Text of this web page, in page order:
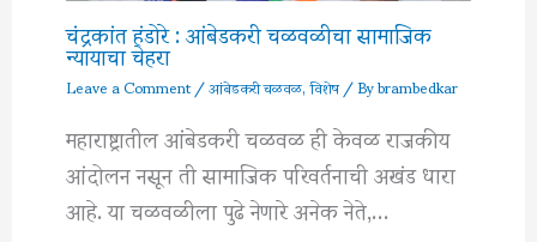
चंद्रकांत हंडोरे : आंबेडकरी चळवळीचा सामाजिक
न्यायाचा चेहरा
Leave a Comment/आंबेडकरी चळवळ,विशेष/ Bybrambedkar
महाराष्ट्रातील आंबेडकरी चळवळ ही केवळ राजकीय
आंदोलन नसून ती सामाजिक परिवर्तनाची अखंड धारा
आहे. या चळवळीला पुढे नेणारे अनेक नेते,…